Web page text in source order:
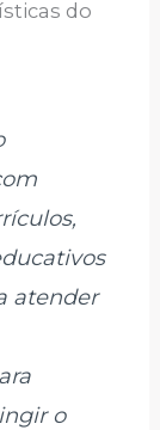
do
atender
o